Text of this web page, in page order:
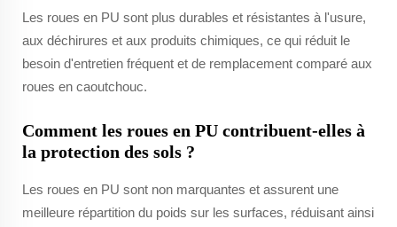
Les roues en PU sont plus durables et résistantes à l'usure,
aux déchirures et aux produits chimiques, ce qui réduit le
besoin d'entretien fréquent et de remplacement comparé aux
roues en caoutchouc.
Comment les roues en PU contribuent-elles à
la protection des sols ?
Les roues en PU sont non marquantes et assurent une
meilleure répartition du poids sur les surfaces, réduisant ainsi